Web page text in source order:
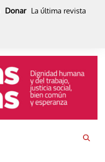
Donar La última revista